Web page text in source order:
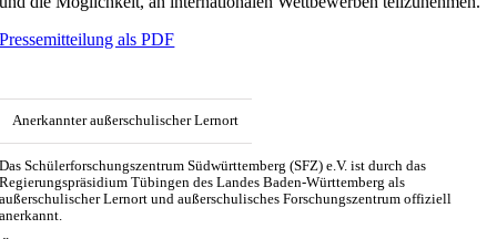
Pressemitteilung als PDF
Anerkannter außerschulischer Lernort
Das Schülerforschungszentrum Südwürttemberg (SFZ) e.V. ist durch das
Regierungspräsidium Tübingen des Landes Baden-Württemberg als
außerschulischer Lernort und außerschulisches Forschungszentrum offiziell
anerkannt.